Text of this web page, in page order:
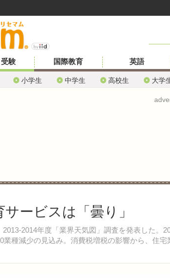
験
小学生 中学生 高校生 大学
国際教育 英語
ービスは「曇り」
2014年度「業界天気図」調査を発表した。
業種減少の見込み。消費税増税の影響から、住